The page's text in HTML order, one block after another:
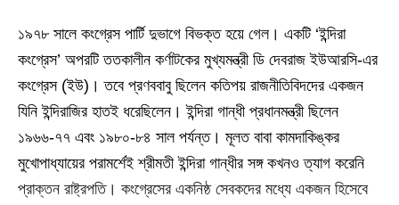
১৯৭৮ সালে কংগ্রেস পার্টি দুভাগে বিভক্ত হয়ে গেল। একটি ‘ইন্দিরা
কংগ্রেস’ অপরটি ততকালীন কর্ণাটকের মুখ্যমন্ত্রী ডি দেবরাজ ইউআরসি-এর
কংগ্রেস (ইউ)। তবে প্রণববাবু ছিলেন কতিপয় রাজনীতিবিদদের একজন
যিনি ইন্দিরাজির হাতই ধরেছিলেন। ইন্দিরা গান্ধী প্রধানমন্ত্রী ছিলেন
১৯৬৬-৭৭ এবং ১৯৮০-৮৪ সাল পর্যন্ত। মূলত বাবা কামদাকিঙ্কর
মুখোপাধ্যায়ের পরামর্শেই শ্রীমতী ইন্দিরা গান্ধীর সঙ্গ কখনও ত্যাগ করেনি
প্রাক্তন রাষ্ট্রপতি। কংগ্রেসের একনিষ্ঠ সেবকদের মধ্যে একজন হিসেবে